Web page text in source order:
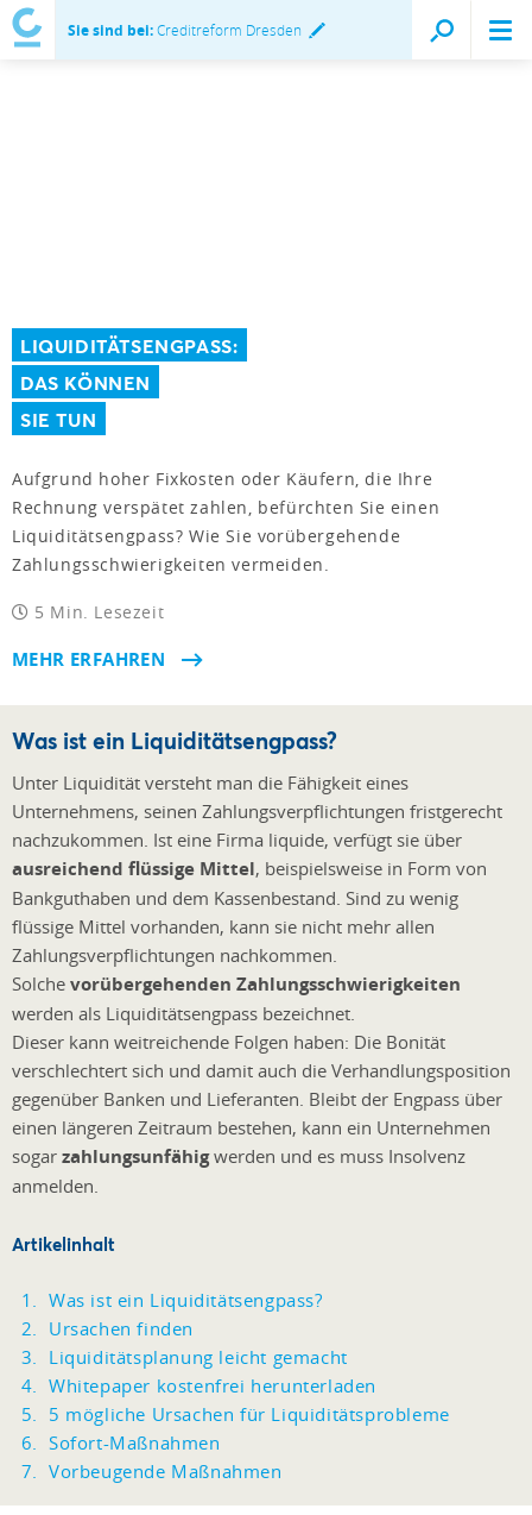
Sie sind bei:Creditreform Dresden
LIQUIDITÄTSENGPASS:
DAS KÖNNEN
SIE TUN
Aufgrund hoher Fixkosten oder Käufern, die Ihre
Rechnung verspätet zahlen, befürchten Sie einen
Liquiditätsengpass? Wie Sie vorübergehende
Zahlungsschwierigkeiten vermeiden.
5 Min. Lesezeit
MEHR ERFAHREN
Was ist ein Liquiditätsengpass?
Unter Liquidität versteht man die Fähigkeit eines
Unternehmens, seinen Zahlungsverpflichtungen fristgerecht
nachzukommen. Ist eine Firma liquide, verfügt sie über
ausreichend flüssige Mittel, beispielsweise in Form von
Bankguthaben und dem Kassenbestand. Sind zu wenig
flüssige Mittel vorhanden, kann sie nicht mehr allen
Zahlungsverpflichtungen nachkommen.
Solche vorübergehenden Zahlungsschwierigkeiten
werden als Liquiditätsengpass bezeichnet.
Dieser kann weitreichende Folgen haben: Die Bonität
verschlechtert sich und damit auch die Verhandlungsposition
gegenüber Banken und Lieferanten. Bleibt der Engpass über
einen längeren Zeitraum bestehen, kann ein Unternehmen
sogar zahlungsunfähigwerden und es muss Insolvenz
anmelden.
Artikelinhalt
Was ist ein Liquiditätsengpass?
Ursachen finden
Liquiditätsplanung leicht gemacht
Whitepaper kostenfrei herunterladen
5 mögliche Ursachen für Liquiditätsprobleme
Sofort-Maßnahmen
Vorbeugende Maßnahmen